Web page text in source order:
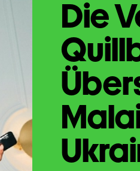
Die